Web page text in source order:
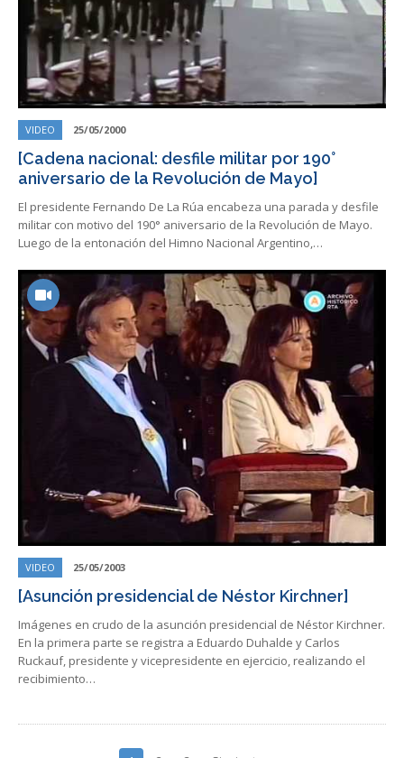
VIDEO 25/05/2000
[Cadena nacional: desfile militar por 190°
aniversario de la Revolución de Mayo]
El presidente Fernando De La Rúa encabeza una parada y desfile
militar con motivo del 190° aniversario de la Revolución de Mayo.
Luego de la entonación del Himno Nacional Argentino,…
VIDEO 25/05/2003
[Asunción presidencial de Néstor Kirchner]
Imágenes en crudo de la asunción presidencial de Néstor Kirchner.
En la primera parte se registra a Eduardo Duhalde y Carlos
Ruckauf, presidente y vicepresidente en ejercicio, realizando el
recibimiento…